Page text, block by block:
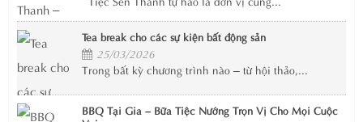
Tea break cho các sự kiện bất động sản
25/03/2026
Trong bất kỳ chương trình nào – từ hội thảo,...
BBQ Tại Gia – Bữa Tiệc Nướng Trọn Vị Cho Mọi Cuộc